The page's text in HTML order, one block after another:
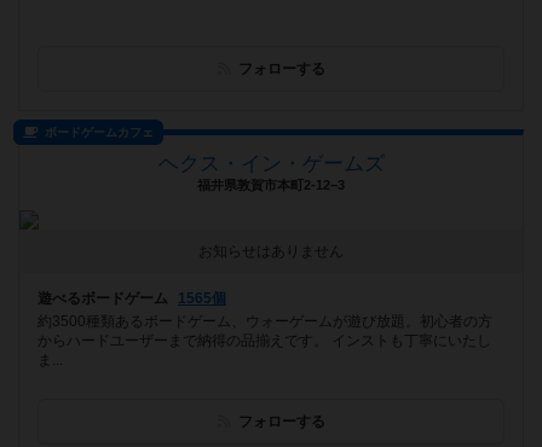
フォローする
ボードゲームカフェ
ヘクス・イン・ゲームズ
福井県敦賀市本町2-12−3
お知らせはありません
遊べるボードゲーム
1565個
約3500種類あるボードゲーム、ウォーゲームが遊び放題。初心者の方
からハードユーザーまで納得の品揃えです。 インストも丁寧にいたし
ま...
フォローする